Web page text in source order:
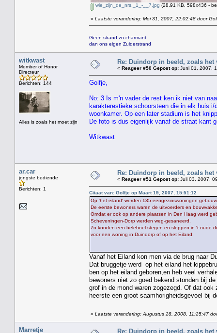
wie_zijn_de_nrs._1_-__7.jpg (28.91 KB, 598x436 -
« Laatste verandering: Mei 31, 2007, 22:02:48 door
Geen strand zo charmant
dan ons eigen Zuiderstrand
witkwast
Member of Honor
Directeur
Berichten: 144
Alles is zoals het moet zijn
Re: Duindorp in beeld, zoals het
« Reageer #50 Gepost op: Juni 01, 2007,
Golfje,
No: 3 Is m'n vader de rest ken ik niet van
karakterestieke schoorsteen die in elk huis
woonkamer. Op een later stadium is het
De foto is dus eigenlijk vanaf de straat kant
Witkwast
ar.car
jongste bediende
Berichten: 1
Re: Duindorp in beeld, zoals het
« Reageer #51 Gepost op: Juli 03, 2007,
Citaat van: Golfje op Maart 19, 2007, 15:51:12
Op 'het eiland' werden 135 eengezinswoningen
De eerste bewoners waren de uitvoerders en
Omdat er ook op andere plaatsen in Den Haag werd
Scheveningen-Dorp werden weg-gesaneerd.
Zo konden een heleboel stegen en sloppen in 't oude
voor een woning in Duindorp of op het Eiland.
Vanaf het Eiland kon men via de brug naar
Dat bruggetje werd op het eiland het
ben op het eiland geboren,en heb veel
bewoners niet zo goed bekend stonden bij
grof in de mond waren zogezegd. Of dat
heerste een groot saamhorigheidsgevoel bij
« Laatste verandering: Augustus 28, 2008, 11:25:47
Marretje Re: Duindorp in beeld, zoals het